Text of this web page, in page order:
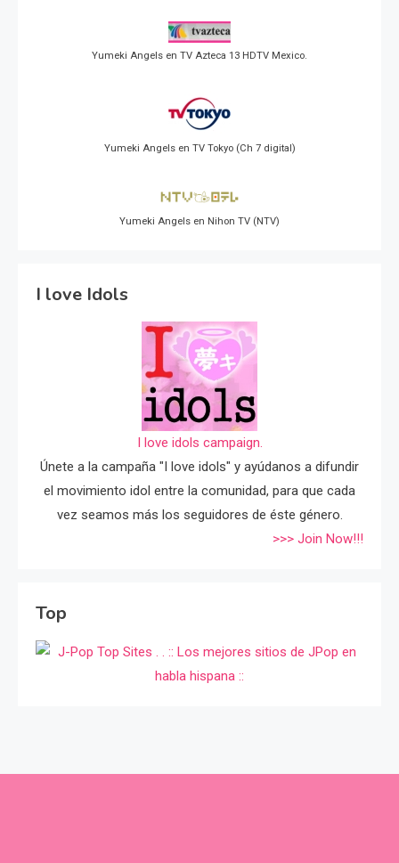
Yumeki Angels en TV Azteca 13 HDTV Mexico.
Yumeki Angels en TV Tokyo (Ch 7 digital)
Yumeki Angels en Nihon TV (NTV)
I love Idols
I love idols campaign.
Únete a la campaña "I love idols" y ayúdanos a difundir
el movimiento idol entre la comunidad, para que cada
vez seamos más los seguidores de éste género.
>>> Join Now!!!
Top